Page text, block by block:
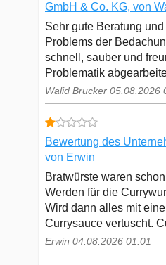
GmbH & Co. KG, von
Sehr gute Beratung
Problems der
schnell, sauber und
Problematik
Walid Brucker 05.08.2026
Bewertung des
von Erwin
Bratwürste waren
Werden für die
Wird dann alles mit
Currysauce vertuscht.
Erwin 04.08.2026 01:01